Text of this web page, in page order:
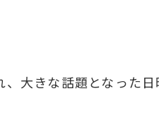
大きな話題となった